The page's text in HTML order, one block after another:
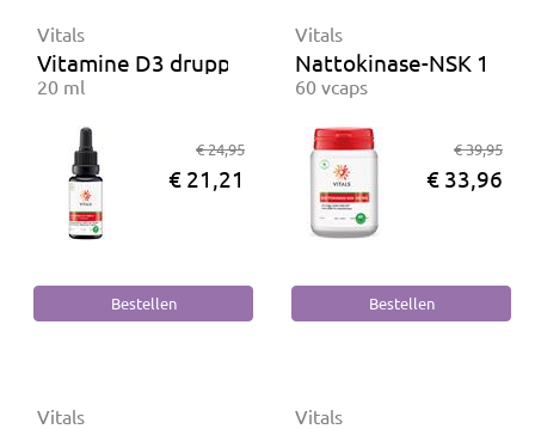
Vitals
Vitamine D3 druppels 25 mcg
20 ml
€ 24,95
€ 21,21
Vitals
Nattokinase-NSK 100
60 vcaps
€ 39,95
€ 33,96
Vitals Vitals